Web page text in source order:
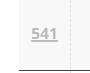
541